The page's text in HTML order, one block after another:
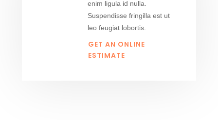
enim ligula id nulla.
Suspendisse fringilla est ut
leo feugiat lobortis.
GET AN ONLINE
ESTIMATE